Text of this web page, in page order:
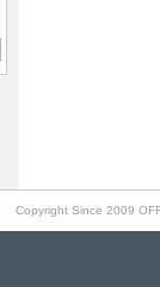
Copyright Since 2009